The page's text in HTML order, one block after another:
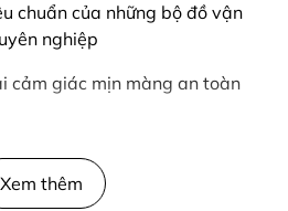
chuẩn của những bộ đồ vận
nghiệp
cảm giác mịn màng an toàn
Xem thêm